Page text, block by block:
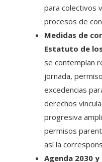
para colectivos
procesos de
Medidas de
Estatuto de
se contemplan
jornada,
excedencias
derechos
progresiva
permisos
así la
Agenda 2030 y